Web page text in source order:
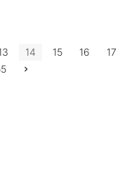
14 15 16
17
N